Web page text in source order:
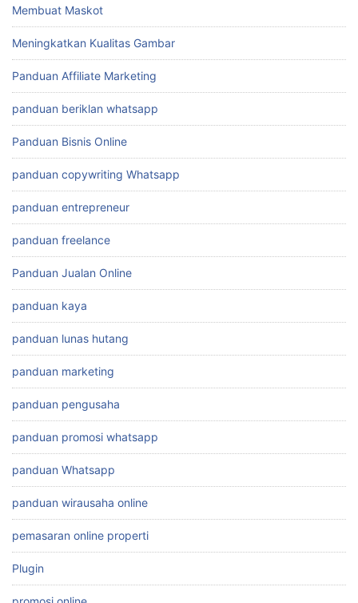
Membuat Maskot
Meningkatkan Kualitas Gambar
Panduan Affiliate Marketing
panduan beriklan whatsapp
Panduan Bisnis Online
panduan copywriting Whatsapp
panduan entrepreneur
panduan freelance
Panduan Jualan Online
panduan kaya
panduan lunas hutang
panduan marketing
panduan pengusaha
panduan promosi whatsapp
panduan Whatsapp
panduan wirausaha online
pemasaran online properti
Plugin